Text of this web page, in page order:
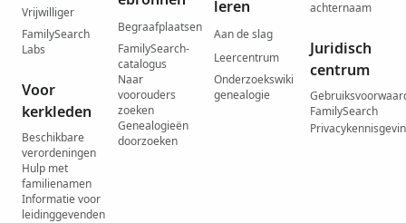
Vrijwilliger
FamilySearch
Labs
Voor
kerkleden
Beschikbare
verordeningen
Hulp met
familienamen
Informatie voor
leidinggevenden
Begraafplaatsen
FamilySearch-
catalogus
Naar
voorouders
zoeken
Genealogieën
doorzoeken
leren
Aan de slag
Leercentrum
Onderzoekswiki
genealogie
achternaam
Juridisch
centrum
FamilySearch